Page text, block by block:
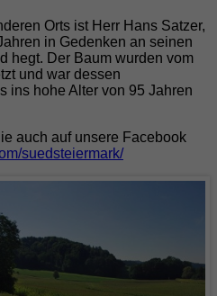
Orts ist Herr Hans Satzer,
in Gedenken an seinen
hegt. Der Baum wurden vom
und war dessen
ins hohe Alter von 95 Jahren
auch auf unsere Facebook
suedsteiermark/